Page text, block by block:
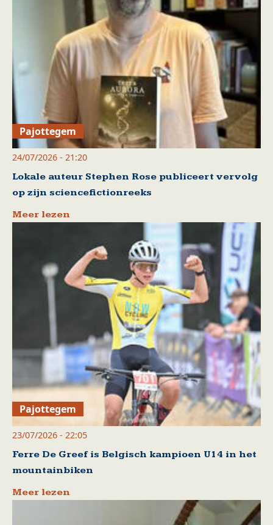
Pajottegem
24/07/2026 - 21:20
Lokale auteur Stephen Rose publiceert vervolg
op zijn sciencefictionreeks
Meer lezen
Pajottegem
23/07/2026 - 22:05
Ferre De Greef is Belgisch kampioen U14 in het
mountainbiken
Meer lezen